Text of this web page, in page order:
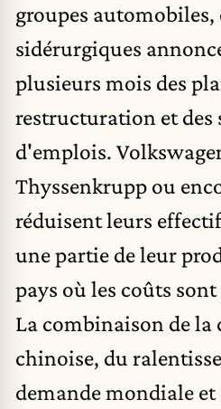
groupes
sidérurgiques
plusieurs mois des
restructuration et des
d'emplois.
Thyssenkrupp ou
réduisent leurs
une partie de leur
pays où les coûts
La combinaison de la
chinoise, du
demande mondiale et